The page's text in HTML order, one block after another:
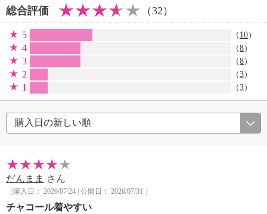
総合評価 （32）
5 （ 10）
4 （8）
3 （8）
2 （3）
1 （3）
だんまま さん
（購入日： 2026/07/24 | 公開日： 2026/07/31 ）
チャコール着やすい